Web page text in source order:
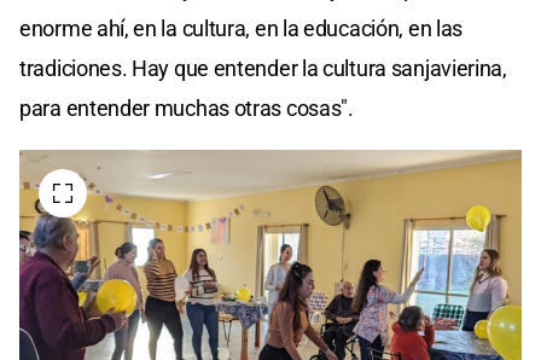
enorme ahí, en la cultura, en la educación, en las
tradiciones. Hay que entender la cultura sanjavierina,
para entender muchas otras cosas".